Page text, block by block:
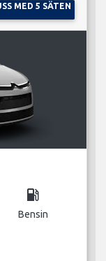
MED 5 SÄTEN
local_gas_station
Bensin